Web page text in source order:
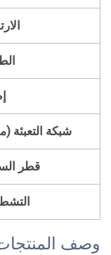
الارتفاع
الطول
إطار
شبكة التعبئة (ملم)
قطر السلك
التشطيب
المنتجات